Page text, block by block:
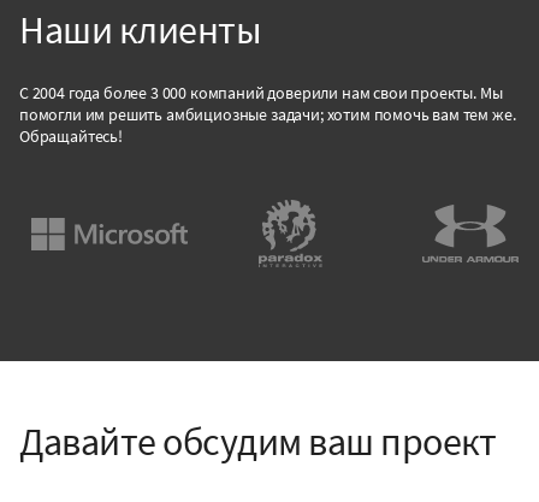
Наши клиенты
С 2004 года более 3 000 компаний доверили нам свои проекты. Мы
помогли им решить амбициозные задачи; хотим помочь вам тем же.
Обращайтесь!
Давайте обсудим ваш проект